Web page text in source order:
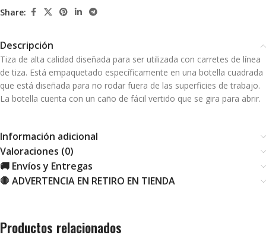
Share:
Descripción
Tiza de alta calidad diseñada para ser utilizada con carretes de línea
de tiza. Está empaquetado específicamente en una botella cuadrada
que está diseñada para no rodar fuera de las superficies de trabajo.
La botella cuenta con un caño de fácil vertido que se gira para abrir.
Información adicional
Valoraciones (0)
🚚 Envíos y Entregas
🛑 ADVERTENCIA EN RETIRO EN TIENDA
Productos relacionados